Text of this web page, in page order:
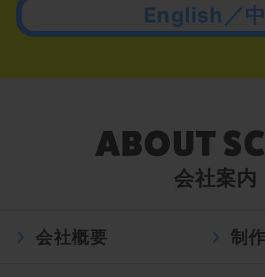
English／
会社案内
会社概要 制